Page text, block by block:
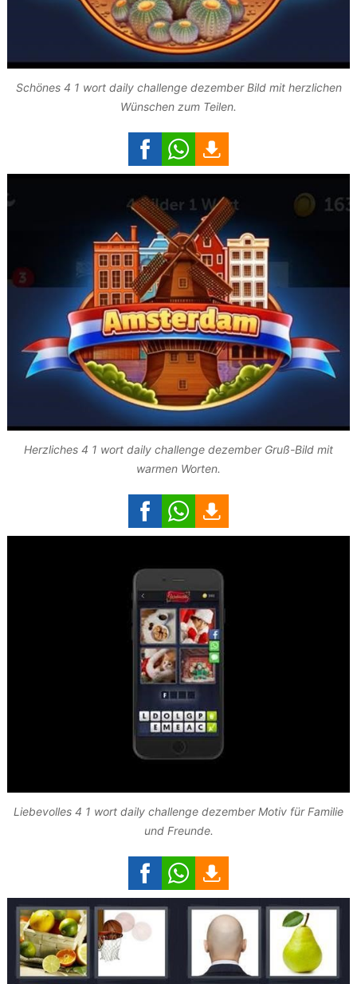
Schönes 4 1 wort daily challenge dezember Bild mit herzlichen
Wünschen zum Teilen.
Herzliches 4 1 wort daily challenge dezember Gruß-Bild mit
warmen Worten.
Liebevolles 4 1 wort daily challenge dezember Motiv für Familie
und Freunde.